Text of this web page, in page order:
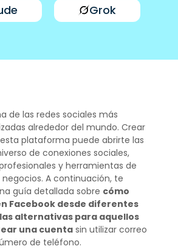
Grok
de las redes sociales más
alrededor del mundo. Crear
plataforma puede abrirte las
de conexiones sociales,
y herramientas de
A continuación, te
guía detallada sobre cómo
Facebook desde diferentes
alternativas para aquellos
una cuentasin utilizar correo
de teléfono.